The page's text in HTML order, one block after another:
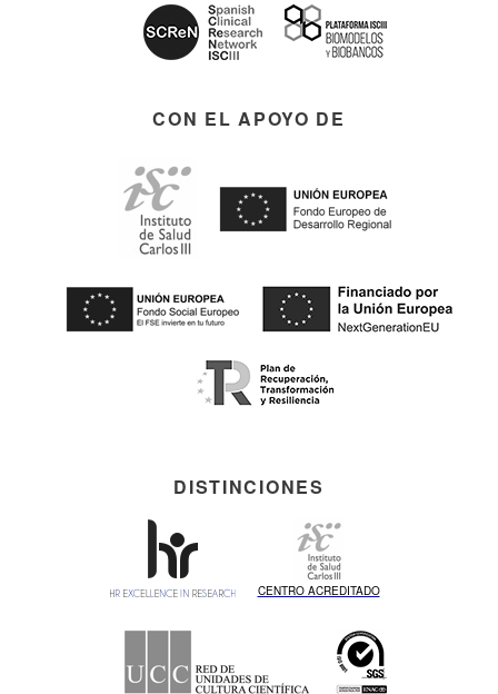
CON EL APOYO DE
DISTINCIONES
CENTRO ACREDITADO